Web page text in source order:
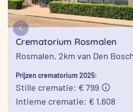
Crematorium Rosmalen
Rosmalen, 2km van Den
Prijzen crematorium 2025:
Stille crematie: € 799
Intieme crematie: € 1.608